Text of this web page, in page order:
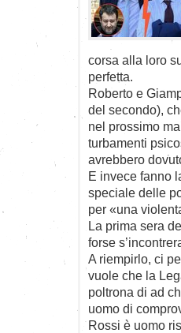
corsa alla loro
perfetta.
Roberto e
del secondo),
nel prossimo
turbamenti
avrebbero
E invece fanno
speciale delle
per «una
La prima sera
forse
A riempirlo, ci
vuole che la
poltrona di ad
uomo di
Rossi è uomo